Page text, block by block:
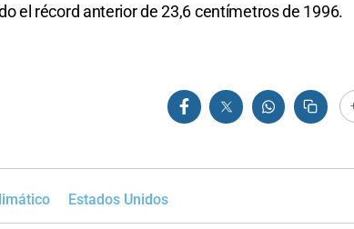
el récord anterior de 23,6 centímetros de 1996.
Estados Unidos